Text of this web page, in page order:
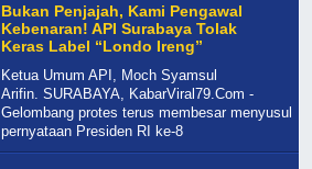
Bukan Penjajah, Kami Pengawal
Kebenaran! API Surabaya Tolak
Keras Label “Londo Ireng”
Ketua Umum API, Moch Syamsul
Arifin. SURABAYA, KabarViral79.Com -
Gelombang protes terus membesar menyusul
pernyataan Presiden RI ke-8